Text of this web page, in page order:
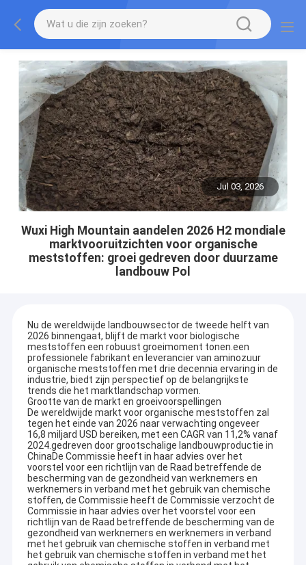
Jul 03, 2026
Wuxi High Mountain aandelen 2026 H2 mondiale
marktvooruitzichten voor organische
meststoffen: groei gedreven door duurzame
landbouw Pol
Nu de wereldwijde landbouwsector de tweede helft van
2026 binnengaat, blijft de markt voor biologische
meststoffen een robuust groeimoment tonen.een
professionele fabrikant en leverancier van aminozuur
organische meststoffen met drie decennia ervaring in de
industrie, biedt zijn perspectief op de belangrijkste
trends die het marktlandschap vormen.
Grootte van de markt en groeivoorspellingen
De wereldwijde markt voor organische meststoffen zal
tegen het einde van 2026 naar verwachting ongeveer
16,8 miljard USD bereiken, met een CAGR van 11,2% vanaf
2024.gedreven door grootschalige landbouwproductie in
ChinaDe Commissie heeft in haar advies over het
voorstel voor een richtlijn van de Raad betreffende de
bescherming van de gezondheid van werknemers en
werknemers in verband met het gebruik van chemische
stoffen, de Commissie heeft de Commissie verzocht de
Commissie in haar advies over het voorstel voor een
richtlijn van de Raad betreffende de bescherming van de
gezondheid van werknemers en werknemers in verband
met het gebruik van chemische stoffen in verband met
het gebruik van chemische stoffen in verband met het